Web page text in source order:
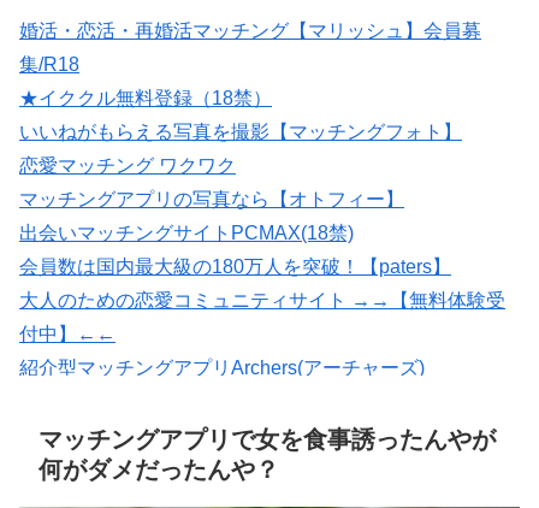
婚活・恋活・再婚活マッチング【マリッシュ】会員募
集/R18
★イククル無料登録（18禁）
いいねがもらえる写真を撮影【マッチングフォト】
恋愛マッチング ワクワク
マッチングアプリの写真なら【オトフィー】
出会いマッチングサイトPCMAX(18禁)
会員数は国内最大級の180万人を突破！【paters】
大人のための恋愛コミュニティサイト →→【無料体験受
付中】←←
紹介型マッチングアプリArchers(アーチャーズ)
影サービス
マッチングアプリで女を食事誘ったんやが
何がダメだったんや？